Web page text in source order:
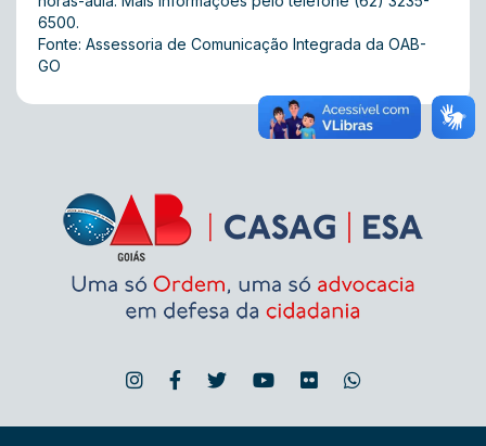
6500.
Fonte: Assessoria de Comunicação Integrada da OAB-
GO